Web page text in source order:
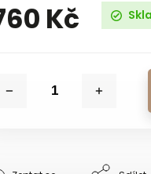
Kč